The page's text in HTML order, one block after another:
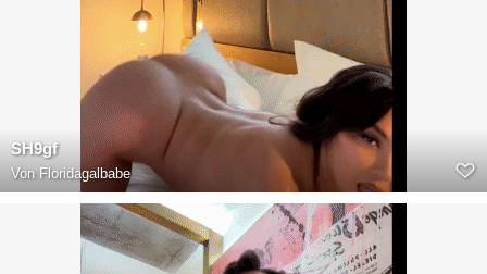
SH9gf
Von Floridagalbabe